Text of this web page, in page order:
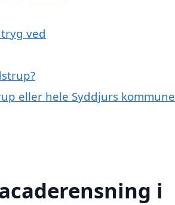
ved
eller hele Syddjurs kommune
i